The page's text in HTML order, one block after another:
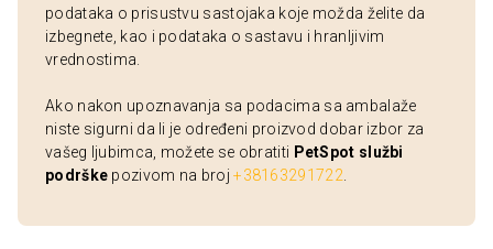
podataka o prisustvu sastojaka koje možda želite da
izbegnete, kao i podataka o sastavu i hranljivim
vrednostima.
Ako nakon upoznavanja sa podacima sa ambalaže
niste sigurni da li je određeni proizvod dobar izbor za
vašeg ljubimca, možete se obratiti PetSpot službi
podrške pozivom na broj+38163291722